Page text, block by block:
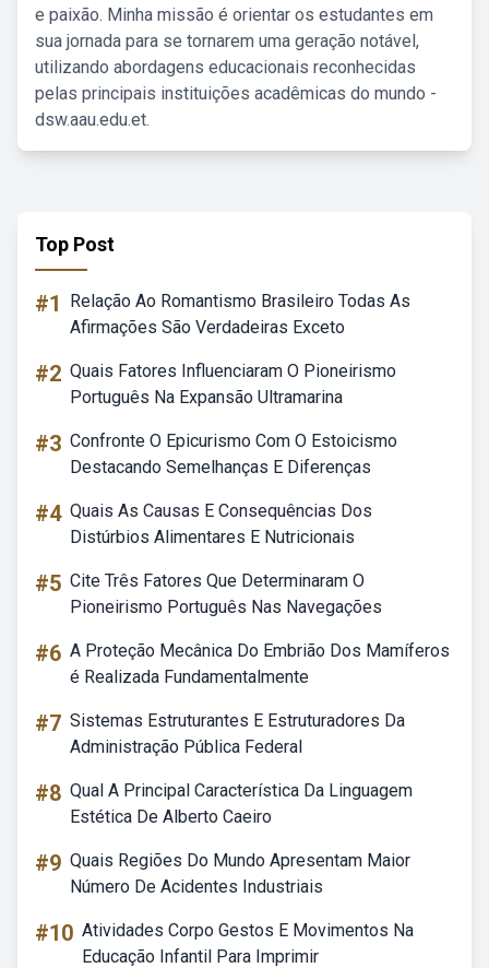
e paixão. Minha missão é orientar os estudantes em
sua jornada para se tornarem uma geração notável,
utilizando abordagens educacionais reconhecidas
pelas principais instituições acadêmicas do mundo -
dsw.aau.edu.et.
Top Post
#1
Relação Ao Romantismo Brasileiro Todas As
Afirmações São Verdadeiras Exceto
#2 Quais Fatores Influenciaram O Pioneirismo
Português Na Expansão Ultramarina
#3 Confronte O Epicurismo Com O Estoicismo
Destacando Semelhanças E Diferenças
#4 Quais As Causas E Consequências Dos
Distúrbios Alimentares E Nutricionais
#5 Cite Três Fatores Que Determinaram O
Pioneirismo Português Nas Navegações
#6 A Proteção Mecânica Do Embrião Dos Mamíferos
é Realizada Fundamentalmente
#7 Sistemas Estruturantes E Estruturadores Da
Administração Pública Federal
#8 Qual A Principal Característica Da Linguagem
Estética De Alberto Caeiro
#9 Quais Regiões Do Mundo Apresentam Maior
Número De Acidentes Industriais
#10 Atividades Corpo Gestos E Movimentos Na
Educação Infantil Para Imprimir